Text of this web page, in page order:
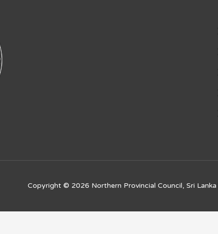
Copyright © 2026 Northern Provincial Council, Sri Lanka